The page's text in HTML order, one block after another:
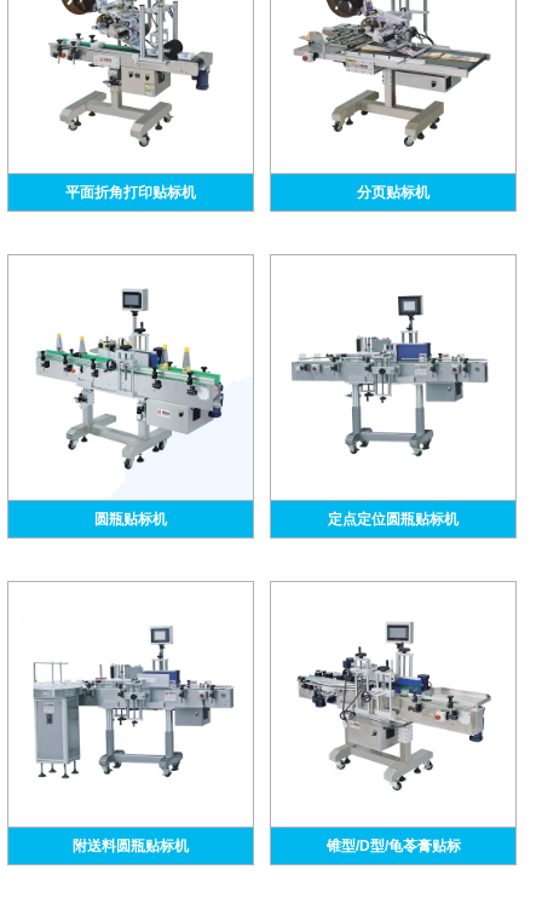
平面折角打印贴标机 分页贴标机
圆瓶贴标机 定点定位圆瓶贴标机
附送料圆瓶贴标机 锥型/D型/龟苓膏贴标